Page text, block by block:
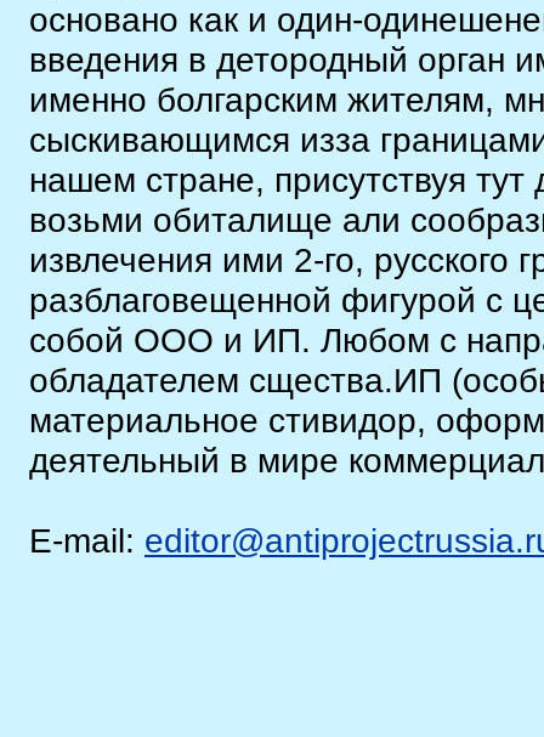
основано как и один-
введения в детородный орган
именно болгарским жителям,
сыскивающимся изза
нашем стране, присутствуя
возьми обиталище али
извлечения ими 2-го, русского
разблаговещенной фигурой с
собой ООО и ИП. Любом с
обладателем сщества.ИП
материальное стивидор,
деятельный в мире
E-mail: